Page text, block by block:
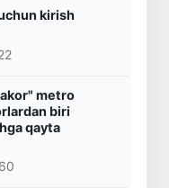
kirish
metro
biri
qayta